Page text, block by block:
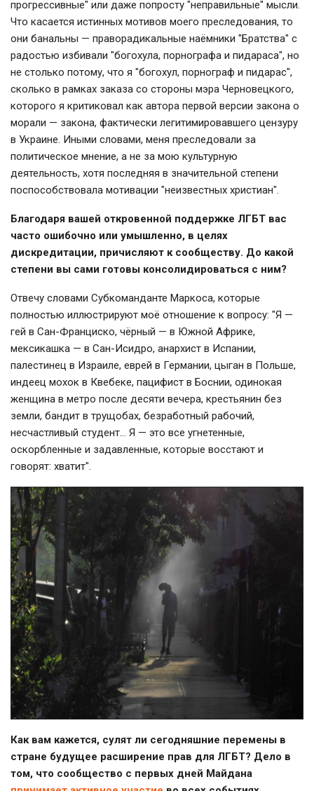
прогрессивные" или даже попросту "неправильные" мысли.
Что касается истинных мотивов моего преследования, то
они банальны — праворадикальные наёмники "Братства" с
радостью избивали "богохула, порнографа и пидараса", но
не столько потому, что я "богохул, порнограф и пидарас",
сколько в рамках заказа со стороны мэра Черновецкого,
которого я критиковал как автора первой версии закона о
морали — закона, фактически легитимировавшего цензуру
в Украине. Иными словами, меня преследовали за
политическое мнение, а не за мою культурную
деятельность, хотя последняя в значительной степени
поспособствовала мотивации "неизвестных христиан".
Благодаря вашей откровенной поддержке ЛГБТ вас
часто ошибочно или умышленно, в целях
дискредитации, причисляют к сообществу. До какой
степени вы сами готовы консолидироваться с ним?
Отвечу словами Субкоманданте Маркоса, которые
полностью иллюстрируют моё отношение к вопросу: "Я —
гей в Сан-Франциско, чёрный — в Южной Африке,
мексикашка — в Сан-Исидро, анархист в Испании,
палестинец в Израиле, еврей в Германии, цыган в Польше,
индеец мохок в Квебеке, пацифист в Боснии, одинокая
женщина в метро после десяти вечера, крестьянин без
земли, бандит в трущобах, безработный рабочий,
несчастливый студент… Я — это все угнетенные,
оскорбленные и задавленные, которые восстают и
говорят: хватит".
Как вам кажется, сулят ли сегодняшние перемены в
стране будущее расширение прав для ЛГБТ? Дело в
том, что сообщество с первых дней Майдана